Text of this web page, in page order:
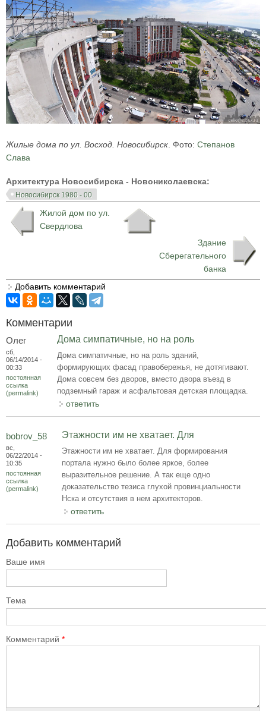
Жилые дома по ул. Восход. Новосибирск . Фото: Степанов
Слава
Архитектура Новосибирска - Новониколаевска:
Новосибирск 1980 - 00
Жилой дом по ул.
Свердлова
Здание
Сберегательного
банка
Добавить комментарий
Комментарии
Олег
сб,
06/14/2014 -
00:33
постоянная
ссылка
(permalink)
Дома симпатичные, но на роль
Дома симпатичные, но на роль зданий,
формирующих фасад правобережья, не дотягивают.
Дома совсем без дворов, вместо двора въезд в
подземный гараж и асфальтовая детская площадка.
ответить
bobrov_58
вс,
06/22/2014 -
10:35
постоянная
ссылка
(permalink)
Этажности им не хватает. Для
Этажности им не хватает. Для формирования
портала нужно было более яркое, более
выразительное решение. А так еще одно
доказательство тезиса глухой провинциальности
Нска и отсутствия в нем архитекторов.
ответить
Добавить комментарий
Ваше имя
Тема
Комментарий *